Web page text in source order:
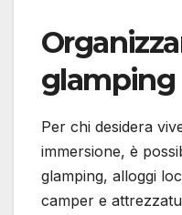
glamping
Per chi desidera
immersione, è
glamping, alloggi
camper e